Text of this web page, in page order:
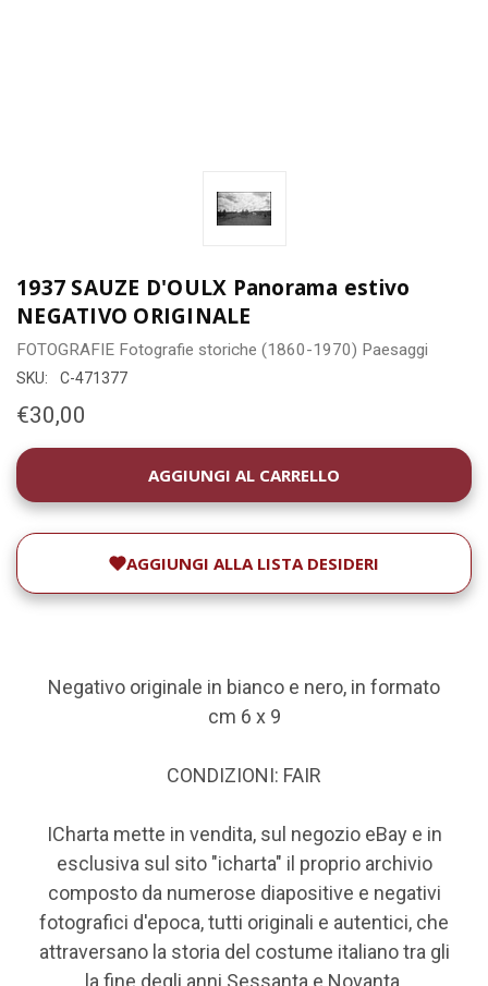
1937 SAUZE D'OULX Panorama estivo
NEGATIVO ORIGINALE
FOTOGRAFIE Fotografie storiche (1860-1970) Paesaggi
SKU: C-471377
€30,00
DISPONIBILITÀ
ATTUALE:
AGGIUNGI ALLA LISTA DESIDERI
Negativo originale in bianco e nero, in formato
cm 6 x 9
CONDIZIONI: FAIR
ICharta mette in vendita, sul negozio eBay e in
esclusiva sul sito "icharta" il proprio archivio
composto da numerose diapositive e negativi
fotografici d'epoca, tutti originali e autentici, che
attraversano la storia del costume italiano tra gli
la fine degli anni Sessanta e Novanta.